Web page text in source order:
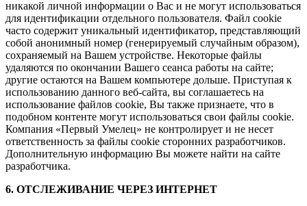
никакой личной информации о Вас и не могут использоваться
для идентификации отдельного пользователя. Файл cookie
часто содержит уникальный идентификатор, представляющий
собой анонимный номер (генерируемый случайным образом),
сохраняемый на Вашем устройстве. Некоторые файлы
удаляются по окончании Вашего сеанса работы на сайте;
другие остаются на Вашем компьютере дольше. Приступая к
использованию данного веб-сайта, вы соглашаетесь на
использование файлов cookie, Вы также признаете, что в
подобном контенте могут использоваться свои файлы cookie.
Компания «Первый Умелец» не контролирует и не несет
ответственность за файлы cookie сторонних разработчиков.
Дополнительную информацию Вы можете найти на сайте
разработчика.
6. ОТСЛЕЖИВАНИЕ ЧЕРЕЗ ИНТЕРНЕТ